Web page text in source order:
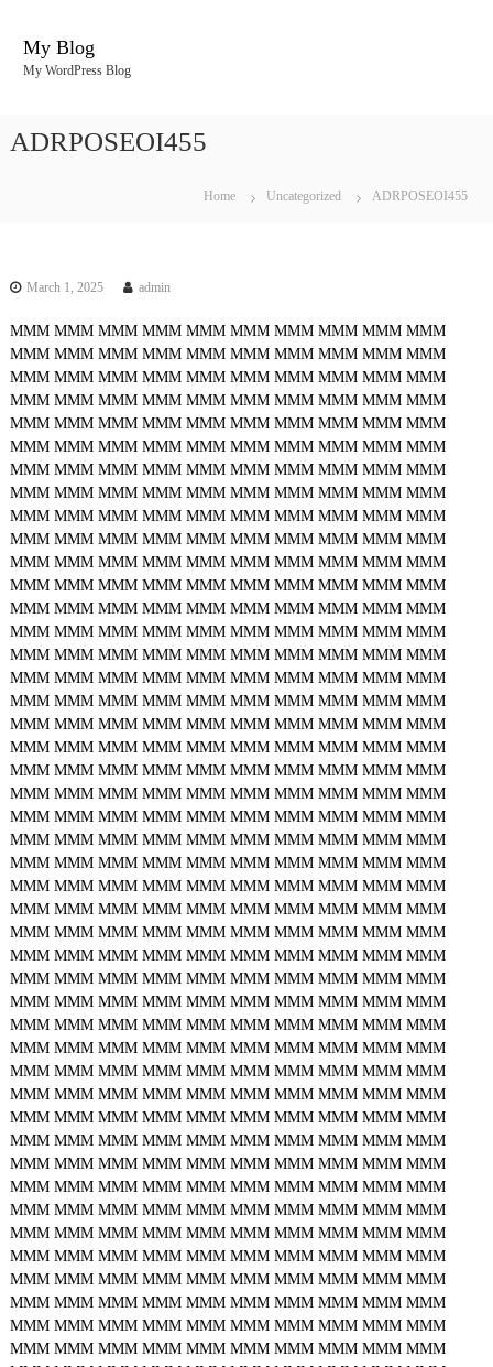
My Blog
My WordPress Blog
ADRPOSEOI455
Home Uncategorized ADRPOSEOI455
March 1, 2025 admin
MMM MMM MMM MMM MMM MMM MMM MMM MMM MMM
MMM MMM MMM MMM MMM MMM MMM MMM MMM MMM
MMM MMM MMM MMM MMM MMM MMM MMM MMM MMM
MMM MMM MMM MMM MMM MMM MMM MMM MMM MMM
MMM MMM MMM MMM MMM MMM MMM MMM MMM MMM
MMM MMM MMM MMM MMM MMM MMM MMM MMM MMM
MMM MMM MMM MMM MMM MMM MMM MMM MMM MMM
MMM MMM MMM MMM MMM MMM MMM MMM MMM MMM
MMM MMM MMM MMM MMM MMM MMM MMM MMM MMM
MMM MMM MMM MMM MMM MMM MMM MMM MMM MMM
MMM MMM MMM MMM MMM MMM MMM MMM MMM MMM
MMM MMM MMM MMM MMM MMM MMM MMM MMM MMM
MMM MMM MMM MMM MMM MMM MMM MMM MMM MMM
MMM MMM MMM MMM MMM MMM MMM MMM MMM MMM
MMM MMM MMM MMM MMM MMM MMM MMM MMM MMM
MMM MMM MMM MMM MMM MMM MMM MMM MMM MMM
MMM MMM MMM MMM MMM MMM MMM MMM MMM MMM
MMM MMM MMM MMM MMM MMM MMM MMM MMM MMM
MMM MMM MMM MMM MMM MMM MMM MMM MMM MMM
MMM MMM MMM MMM MMM MMM MMM MMM MMM MMM
MMM MMM MMM MMM MMM MMM MMM MMM MMM MMM
MMM MMM MMM MMM MMM MMM MMM MMM MMM MMM
MMM MMM MMM MMM MMM MMM MMM MMM MMM MMM
MMM MMM MMM MMM MMM MMM MMM MMM MMM MMM
MMM MMM MMM MMM MMM MMM MMM MMM MMM MMM
MMM MMM MMM MMM MMM MMM MMM MMM MMM MMM
MMM MMM MMM MMM MMM MMM MMM MMM MMM MMM
MMM MMM MMM MMM MMM MMM MMM MMM MMM MMM
MMM MMM MMM MMM MMM MMM MMM MMM MMM MMM
MMM MMM MMM MMM MMM MMM MMM MMM MMM MMM
MMM MMM MMM MMM MMM MMM MMM MMM MMM MMM
MMM MMM MMM MMM MMM MMM MMM MMM MMM MMM
MMM MMM MMM MMM MMM MMM MMM MMM MMM MMM
MMM MMM MMM MMM MMM MMM MMM MMM MMM MMM
MMM MMM MMM MMM MMM MMM MMM MMM MMM MMM
MMM MMM MMM MMM MMM MMM MMM MMM MMM MMM
MMM MMM MMM MMM MMM MMM MMM MMM MMM MMM
MMM MMM MMM MMM MMM MMM MMM MMM MMM MMM
MMM MMM MMM MMM MMM MMM MMM MMM MMM MMM
MMM MMM MMM MMM MMM MMM MMM MMM MMM MMM
MMM MMM MMM MMM MMM MMM MMM MMM MMM MMM
MMM MMM MMM MMM MMM MMM MMM MMM MMM MMM
MMM MMM MMM MMM MMM MMM MMM MMM MMM MMM
MMM MMM MMM MMM MMM MMM MMM MMM MMM MMM
MMM MMM MMM MMM MMM MMM MMM MMM MMM MMM